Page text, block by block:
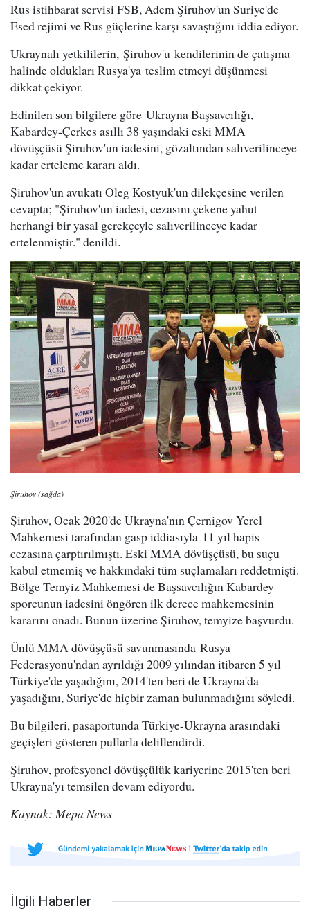
Rus istihbarat servisi FSB, Adem Şiruhov'un Suriye'de
Esed rejimi ve Rus güçlerine karşı savaştığını iddia ediyor.
Ukraynalı yetkililerin, Şiruhov'u kendilerinin de çatışma
halinde oldukları Rusya'ya teslim etmeyi düşünmesi
dikkat çekiyor.
Edinilen son bilgilere göre Ukrayna Başsavcılığı,
Kabardey-Çerkes asıllı 38 yaşındaki eski MMA
dövüşçüsü Şiruhov'un iadesini, gözaltından salıverilinceye
kadar erteleme kararı aldı.
Şiruhov'un avukatı Oleg Kostyuk'un dilekçesine verilen
cevapta; "Şiruhov'un iadesi, cezasını çekene yahut
herhangi bir yasal gerekçeyle salıverilinceye kadar
ertelenmiştir." denildi.
Şiruhov (sağda)
Şiruhov, Ocak 2020'de Ukrayna'nın Çernigov Yerel
Mahkemesi tarafından gasp iddiasıyla 11 yıl hapis
cezasına çarptırılmıştı. Eski MMA dövüşçüsü, bu suçu
kabul etmemiş ve hakkındaki tüm suçlamaları reddetmişti.
Bölge Temyiz Mahkemesi de Başsavcılığın Kabardey
sporcunun iadesini öngören ilk derece mahkemesinin
kararını onadı. Bunun üzerine Şiruhov, temyize başvurdu.
Ünlü MMA dövüşçüsü savunmasında Rusya
Federasyonu'ndan ayrıldığı 2009 yılından itibaren 5 yıl
Türkiye'de yaşadığını, 2014'ten beri de Ukrayna'da
yaşadığını, Suriye'de hiçbir zaman bulunmadığını söyledi.
Bu bilgileri, pasaportunda Türkiye-Ukrayna arasındaki
geçişleri gösteren pullarla delillendirdi.
Şiruhov, profesyonel dövüşçülük kariyerine 2015'ten beri
Ukrayna'yı temsilen devam ediyordu.
Kaynak: Mepa News
İlgili Haberler